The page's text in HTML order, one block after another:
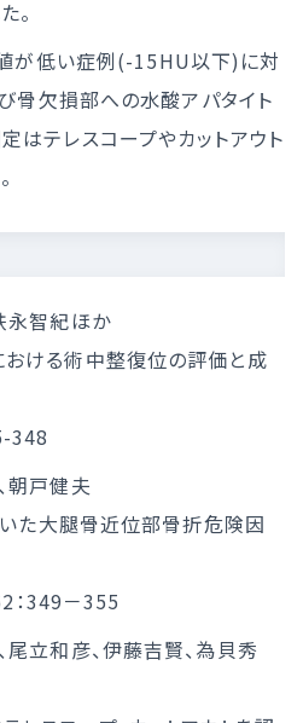
。
が低い症例(-15HU以下)に対
骨欠損部への水酸アパタイト
はテレスコープやカットアウト
永智紀ほか
ける術中整復位の評価と成
348
朝戸健夫
た大腿骨近位部骨折危険因
：349－355
尾立和彦、伊藤吉賢、為貝秀